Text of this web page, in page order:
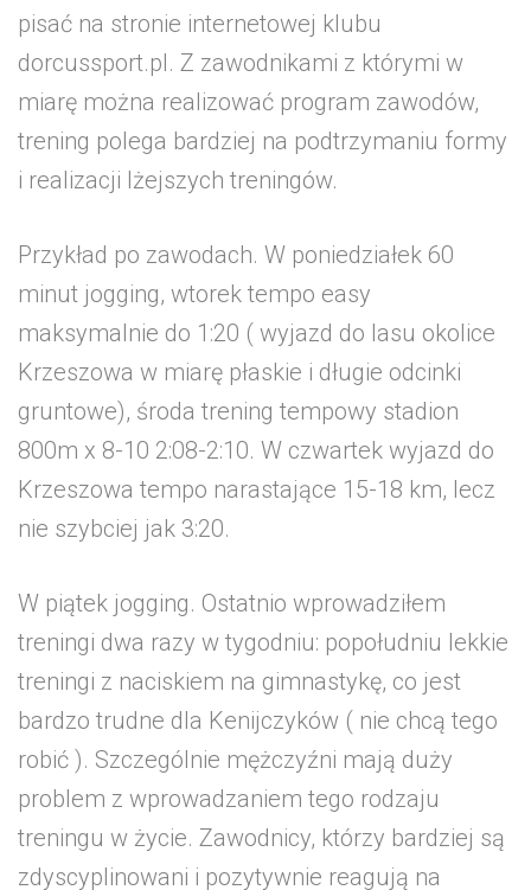
pisać na stronie internetowej klubu
dorcussport.pl. Z zawodnikami z którymi w
miarę można realizować program zawodów,
trening polega bardziej na podtrzymaniu formy
i realizacji lżejszych treningów.
Przykład po zawodach. W poniedziałek 60
minut jogging, wtorek tempo easy
maksymalnie do 1:20 ( wyjazd do lasu okolice
Krzeszowa w miarę płaskie i długie odcinki
gruntowe), środa trening tempowy stadion
800m x 8-10 2:08-2:10. W czwartek wyjazd do
Krzeszowa tempo narastające 15-18 km, lecz
nie szybciej jak 3:20.
W piątek jogging. Ostatnio wprowadziłem
treningi dwa razy w tygodniu: popołudniu lekkie
treningi z naciskiem na gimnastykę, co jest
bardzo trudne dla Kenijczyków ( nie chcą tego
robić ). Szczególnie mężczyźni mają duży
problem z wprowadzaniem tego rodzaju
treningu w życie. Zawodnicy, którzy bardziej są
zdyscyplinowani i pozytywnie reagują na